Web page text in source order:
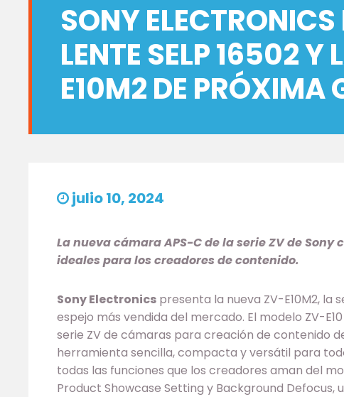
SONY ELECTRONICS
LENTE SELP 16502
E10M2 DE PRÓXIMA
julio 10, 2024
La nueva cámara APS-C de la serie ZV de
ideales para los creadores de contenido.
Sony Electronics presenta la nueva ZV-E10M2, la
espejo más vendida del mercado. El modelo ZV-
serie ZV de cámaras para creación de contenido
herramienta sencilla, compacta y versátil para
todas las funciones que los creadores aman del
Product Showcase Setting y Background